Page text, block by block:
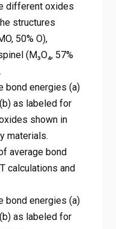
different oxides
structures
50% O),
(M₃O₄, 57%
bond energies (a)
as labeled for
shown in
materials.
average bond
calculations and
bond energies (a)
as labeled for